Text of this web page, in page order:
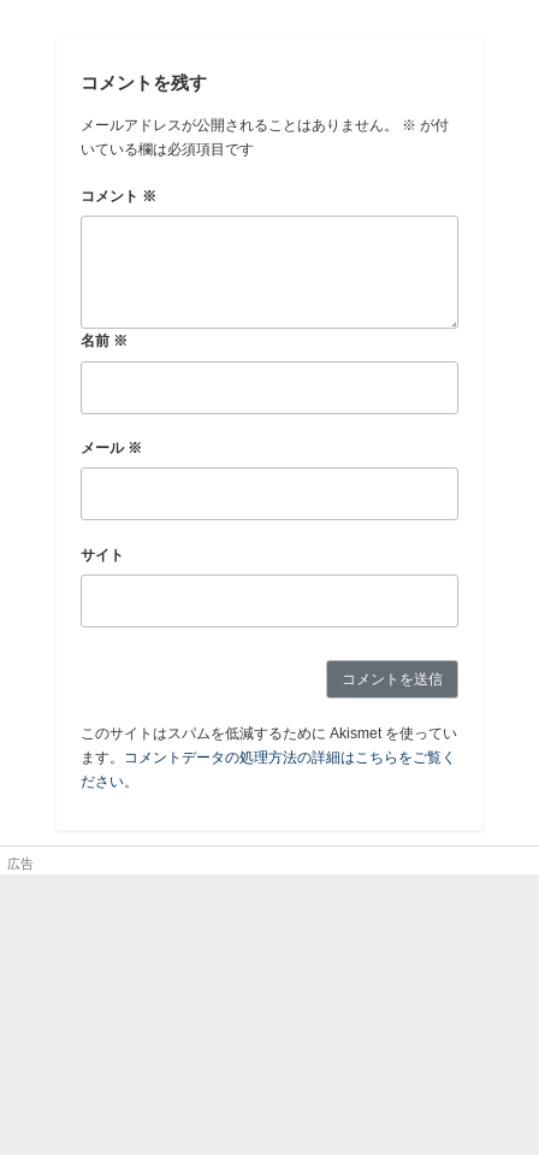
コメントを残す
メールアドレスが公開されることはありません。 ※ が付
いている欄は必須項目です
コメント ※
名前 ※
メール ※
サイト
このサイトはスパムを低減するために Akismet を使ってい
ます。 コメントデータの処理方法の詳細はこちらをご覧く
ださい。